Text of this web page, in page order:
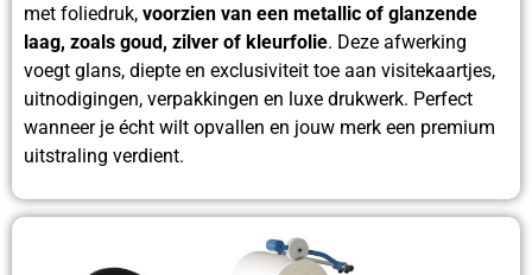
met foliedruk, voorzien van een metallic of glanzende
laag, zoals goud, zilver of kleurfolie. Deze afwerking
voegt glans, diepte en exclusiviteit toe aan visitekaartjes,
uitnodigingen, verpakkingen en luxe drukwerk. Perfect
wanneer je écht wilt opvallen en jouw merk een premium
uitstraling verdient.